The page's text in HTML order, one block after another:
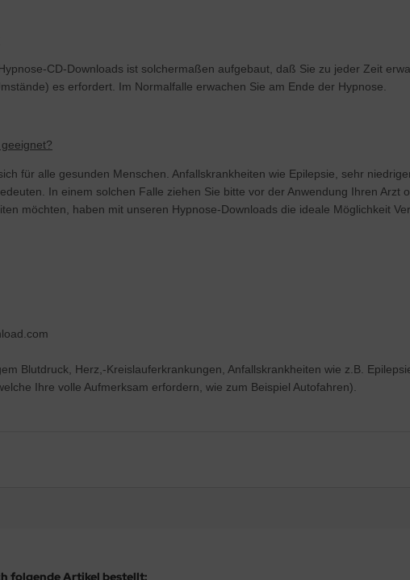
CD-Downloads ist solchermaßen aufgebaut, daß Sie zu jeder Zeit
es erfordert. Im Normalfalle erwachen Sie am Ende der Hypnose.
für alle gesunden Menschen. Anfallskrankheiten wie Epilepsie, sehr
In einem solchen Falle ziehen Sie bitte vor der Anwendung Ihren
möchten, haben mit unseren Hypnose-Downloads die ideale Möglichkeit
Blutdruck, Herz,-Kreislauferkrankungen, Anfallskrankheiten wie z.B.
Ihre volle Aufmerksam erfordern, wie zum Beispiel Autofahren).
folgende Artikel bestellt: